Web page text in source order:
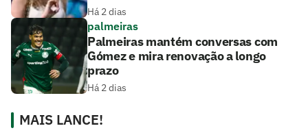
Há 2 dias
palmeiras
Palmeiras mantém conversas com
Gómez e mira renovação a longo
prazo
Há 2 dias
MAIS LANCE!